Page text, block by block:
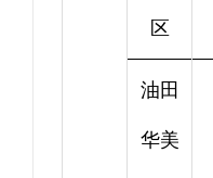
区
油田
华美